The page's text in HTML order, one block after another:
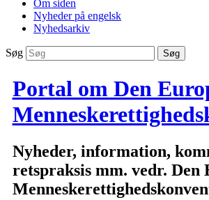
Om siden
Nyheder på engelsk
Nyhedsarkiv
Søg
Portal om Den
Nyheder, information,
retspraksis mm. vedr. Den